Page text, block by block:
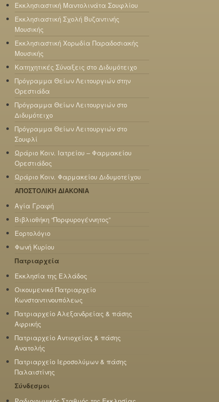
Εκκλησιαστική Μαντολινάτα Σουφλίου
Εκκλησιαστική Σχολή Βυζαντινής
Μουσικής
Εκκλησιαστική Χορωδία Παραδοσιακής
Μουσικής
Κατηχητικές Σύναξεις στο Διδυμότειχο
Πρόγραμμα Θείων Λειτουργιών στην
Ορεστιάδα
Πρόγραμμα Θείων Λειτουργιών στο
Διδυμότειχο
Πρόγραμμα Θείων Λειτουργιών στο
Σουφλί
Ωράριο Κοιν. Ιατρείου – Φαρμακείου
Ορεστιάδος
Ωράριο Κοιν. Φαρμακείου Διδυμοτείχου
ΑΠΟΣΤΟΛΙΚΗ ΔΙΑΚΟΝΙΑ
Αγία Γραφή
Βιβλιοθήκη “Πορφυρογέννητος”
Εορτολόγιο
Φωνή Κυρίου
Πατριαρχεία
Εκκλησία της Ελλάδος
Οικουμενικό Πατριαρχείο
Κωνσταντινουπόλεως
Πατριαρχείο Αλεξανδρείας & πάσης
Αφρικής
Πατριαρχείο Αντιοχείας & πάσης
Ανατολής
Πατριαρχείο Ιεροσολύμων & πάσης
Παλαιστίνης
Σύνδεσμοι